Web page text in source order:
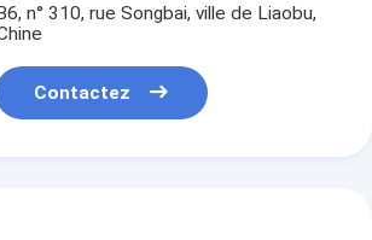
n° 310, rue Songbai, ville de Liaobu,
Contactez